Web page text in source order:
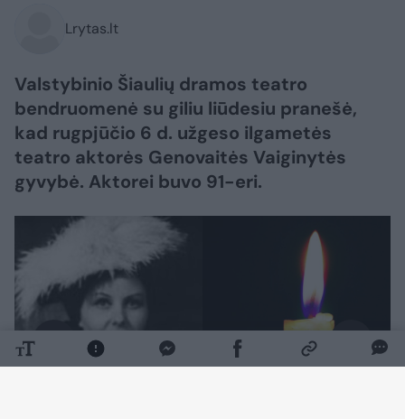
Lrytas.lt
Valstybinio Šiaulių dramos teatro
bendruomenė su giliu liūdesiu pranešė,
kad rugpjūčio 6 d. užgeso ilgametės
teatro aktorės Genovaitės Vaiginytės
gyvybė. Aktorei buvo 91-eri.